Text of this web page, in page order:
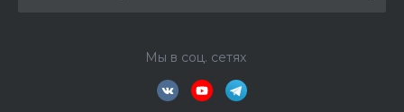
Мы в соц. сетях